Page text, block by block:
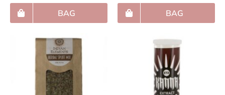
BAG BAG